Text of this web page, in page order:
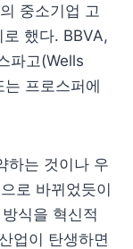
중소기업 고
했다. BBVA,
파고(Wells
프로스퍼에
하는 것이나 우
로 바뀌었듯이
식을 혁신적
업이 탄생하면